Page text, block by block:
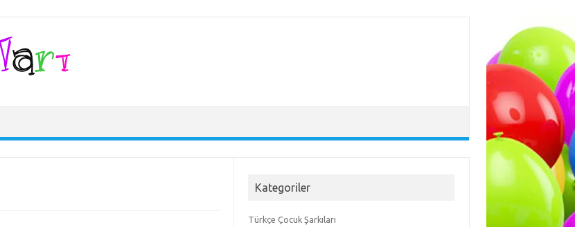
Kategoriler
Türkçe Çocuk Şarkıları